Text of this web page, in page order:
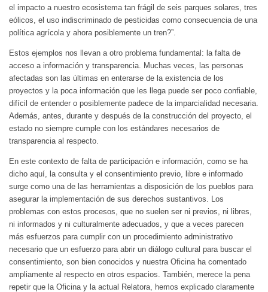
el impacto a nuestro ecosistema tan frágil de seis parques solares, tres
eólicos, el uso indiscriminado de pesticidas como consecuencia de una
política agrícola y ahora posiblemente un tren?”.
Estos ejemplos nos llevan a otro problema fundamental: la falta de
acceso a información y transparencia. Muchas veces, las personas
afectadas son las últimas en enterarse de la existencia de los
proyectos y la poca información que les llega puede ser poco confiable,
difícil de entender o posiblemente padece de la imparcialidad necesaria.
Además, antes, durante y después de la construcción del proyecto, el
estado no siempre cumple con los estándares necesarios de
transparencia al respecto.
En este contexto de falta de participación e información, como se ha
dicho aquí, la consulta y el consentimiento previo, libre e informado
surge como una de las herramientas a disposición de los pueblos para
asegurar la implementación de sus derechos sustantivos. Los
problemas con estos procesos, que no suelen ser ni previos, ni libres,
ni informados y ni culturalmente adecuados, y que a veces parecen
más esfuerzos para cumplir con un procedimiento administrativo
necesario que un esfuerzo para abrir un diálogo cultural para buscar el
consentimiento, son bien conocidos y nuestra Oficina ha comentado
ampliamente al respecto en otros espacios. También, merece la pena
repetir que la Oficina y la actual Relatora, hemos explicado claramente